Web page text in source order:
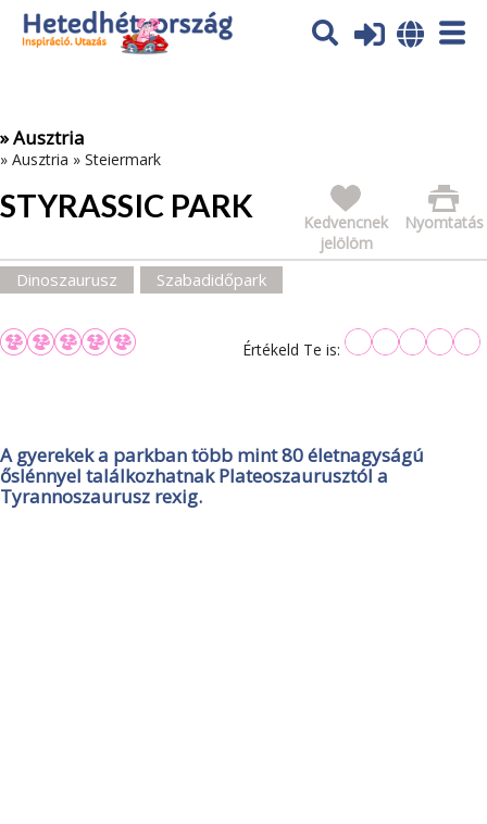
Az oldal sütiket (cookies) használ. További tájékoztatás itt:
Adatvédelmi tájékoztató
» Ausztria
» Ausztria » Steiermark
STYRASSIC PARK Nyomtatás
Kedvencnek
jelölöm
Dinoszaurusz Szabadidőpark
Értékeld Te is:
A gyerekek a parkban több mint 80 életnagyságú
őslénnyel találkozhatnak Plateoszaurusztól a
Tyrannoszaurusz rexig.